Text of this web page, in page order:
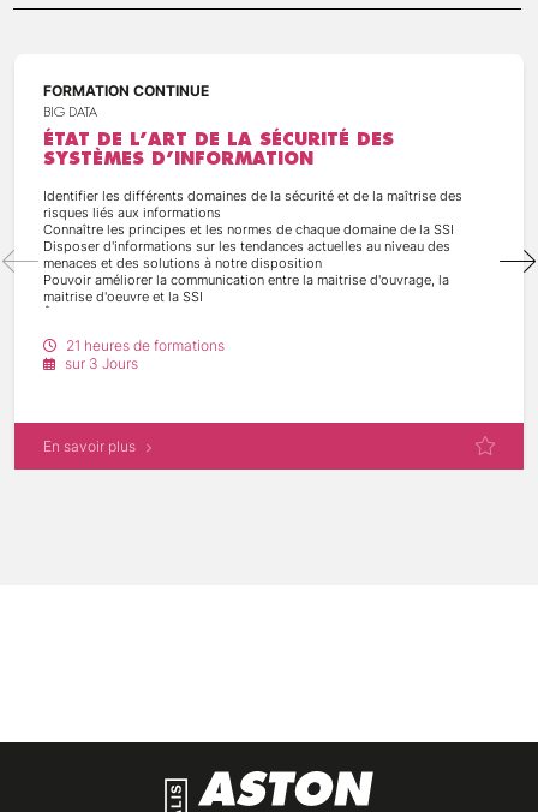
FORMATION CONTINUE
BIG DATA
ÉTAT DE L’ART DE LA SÉCURITÉ DES
SYSTÈMES D’INFORMATION
Identifier les différents domaines de la sécurité et de la maîtrise des
risques liés aux informations
Connaître les principes et les normes de chaque domaine de la SSI
Disposer d'informations sur les tendances actuelles au niveau des
menaces et des solutions à notre disposition
Pouvoir améliorer la communication entre la maitrise d'ouvrage, la
maitrise d'oeuvre et la SSI
Être en mesure d'effectuer des choix techniques
21 heures de formations
sur 3 Jours
En savoir plus